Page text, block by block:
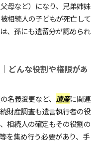
母など）になり、兄弟姉妹
相続人の子どもが死亡して
、孫にも遺留分が認められ
どんな役割や権限があ
名義変更など、 遺産に関連
財産調査も遺言執行者の役
相続人の確定もその役割の
を集め行う必要があり、手